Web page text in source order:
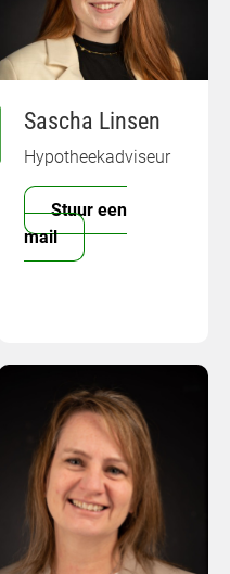
Sascha Linsen
Hypotheekadviseur
Stuur een
mail